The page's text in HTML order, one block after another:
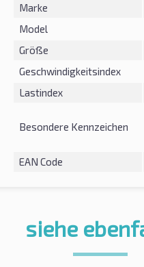
Marke
Model
Größe
Geschwindigkeitsindex
Lastindex
Besondere Kennzeichen
EAN Code
siehe